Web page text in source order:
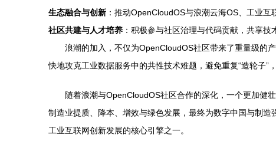
生态融合与创新 ：推动OpenCloudOS与浪潮云海OS、工业
社区共建与人才培养 ：积极参与社区治理与代码贡献，共享
浪潮的加入，不仅为OpenCloudOS社区带来了重量级的
快地攻克工业数据服务中的共性技术难题，避免重复“造轮子”
随着浪潮与OpenCloudOS社区合作的深化，一个更加健
制造业提质、降本、增效与绿色发展，最终为数字中国与制
工业互联网创新发展的核心引擎之一。